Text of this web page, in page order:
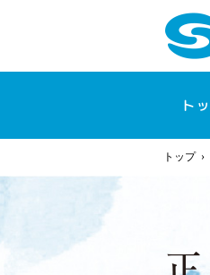
トップ›